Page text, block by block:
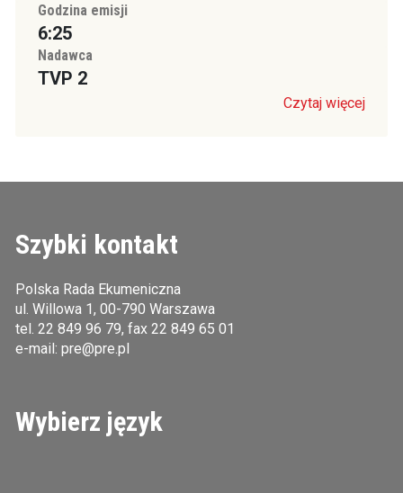
Godzina emisji
6:25
Nadawca
TVP 2
Czytaj więcej
Szybki kontakt
Polska Rada Ekumeniczna
ul. Willowa 1, 00-790 Warszawa
tel. 22 849 96 79, fax 22 849 65 01
e-mail: pre@pre.pl
Wybierz język